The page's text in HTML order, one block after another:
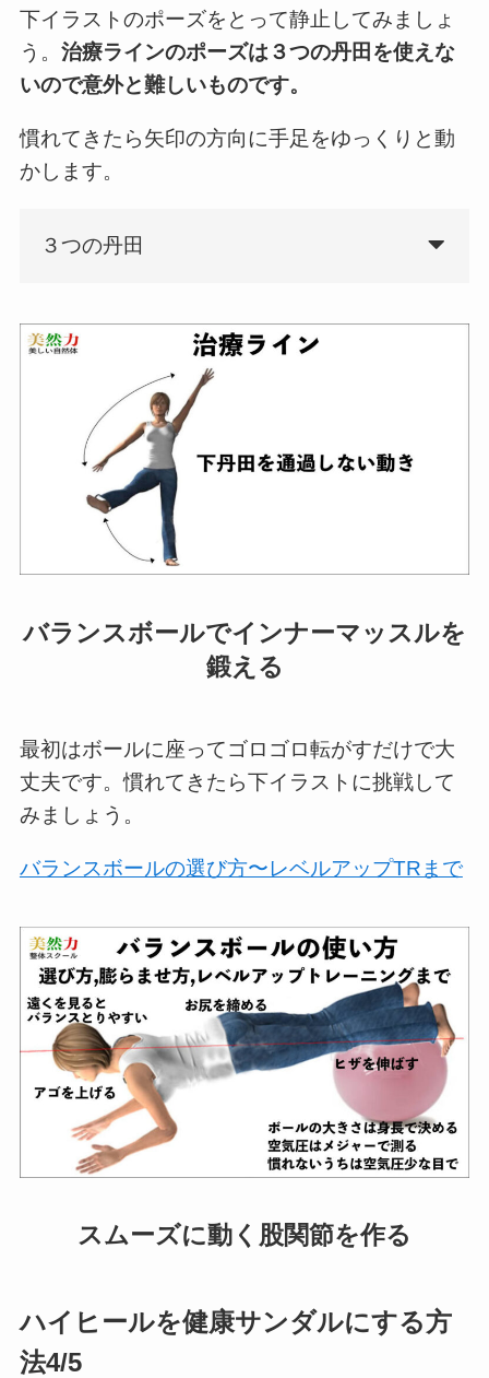
下イラストのポーズをとって静止してみましょ
う。 治療ラインのポーズは３つの丹田を使えな
いので意外と難しいものです。
慣れてきたら矢印の方向に手足をゆっくりと動
かします。
３つの丹田
バランスボールでインナーマッスルを
鍛える
最初はボールに座ってゴロゴロ転がすだけで大
丈夫です。慣れてきたら下イラストに挑戦して
みましょう。
バランスボールの選び方〜レベルアップTRまで
スムーズに動く股関節を作る
ハイヒールを健康サンダルにする方
法4/5